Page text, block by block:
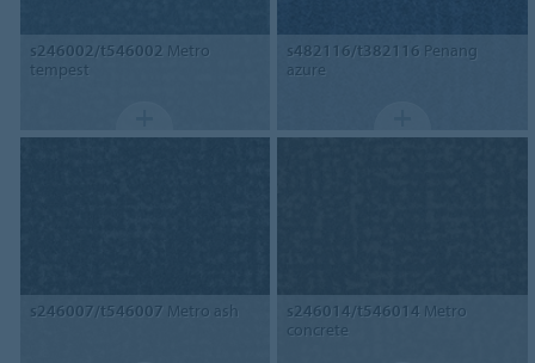
s246002/t546002 Metro
tempest
s482116/t382116 Penang
azure
s246007/t546007 Metro ash s246014/t546014 Metro
concrete